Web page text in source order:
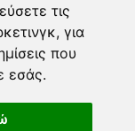
τις
, για
που
εσάς.
Youtube